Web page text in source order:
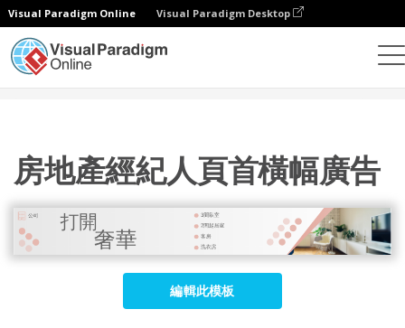
Visual Paradigm Online Visual Paradigm Desktop
房地產經紀人頁首橫幅廣告
編輯此模板